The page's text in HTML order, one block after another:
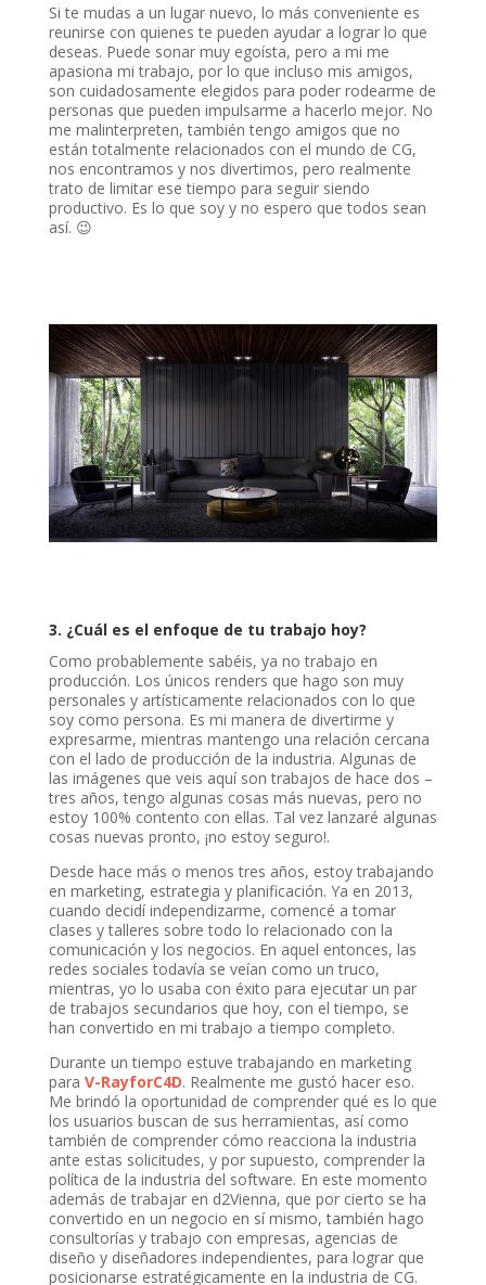
Si te mudas a un lugar nuevo, lo más conveniente es
reunirse con quienes te pueden ayudar a lograr lo que
deseas. Puede sonar muy egoísta, pero a mi me
apasiona mi trabajo, por lo que incluso mis amigos,
son cuidadosamente elegidos para poder rodearme de
personas que pueden impulsarme a hacerlo mejor. No
me malinterpreten, también tengo amigos que no
están totalmente relacionados con el mundo de CG,
nos encontramos y nos divertimos, pero realmente
trato de limitar ese tiempo para seguir siendo
productivo. Es lo que soy y no espero que todos sean
así. 😉
3. ¿Cuál es el enfoque de tu trabajo hoy?
Como probablemente sabéis, ya no trabajo en
producción. Los únicos renders que hago son muy
personales y artísticamente relacionados con lo que
soy como persona. Es mi manera de divertirme y
expresarme, mientras mantengo una relación cercana
con el lado de producción de la industria. Algunas de
las imágenes que veis aquí son trabajos de hace dos –
tres años, tengo algunas cosas más nuevas, pero no
estoy 100% contento con ellas. Tal vez lanzaré algunas
cosas nuevas pronto, ¡no estoy seguro!.
Desde hace más o menos tres años, estoy trabajando
en marketing, estrategia y planificación. Ya en 2013,
cuando decidí independizarme, comencé a tomar
clases y talleres sobre todo lo relacionado con la
comunicación y los negocios. En aquel entonces, las
redes sociales todavía se veían como un truco,
mientras, yo lo usaba con éxito para ejecutar un par
de trabajos secundarios que hoy, con el tiempo, se
han convertido en mi trabajo a tiempo completo.
Durante un tiempo estuve trabajando en marketing
para V-RayforC4D. Realmente me gustó hacer eso.
Me brindó la oportunidad de comprender qué es lo que
los usuarios buscan de sus herramientas, así como
también de comprender cómo reacciona la industria
ante estas solicitudes, y por supuesto, comprender la
política de la industria del software. En este momento
además de trabajar en d2Vienna, que por cierto se ha
convertido en un negocio en sí mismo, también hago
consultorías y trabajo con empresas, agencias de
diseño y diseñadores independientes, para lograr que
posicionarse estratégicamente en la industria de CG.